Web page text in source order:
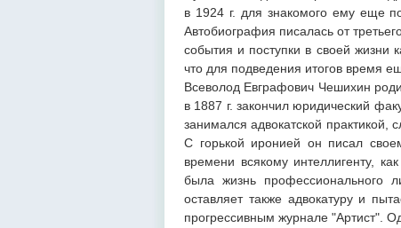
в 1924 г. для знакомого ему еще
Автобиография писалась от
события и поступки в своей жизни
что для подведения итогов время
Всеволод Евграфович Чешихин
в 1887 г. закончил юридический
занимался адвокатской практикой,
С горькой иронией он писал
времени всякому интеллигенту,
была жизнь профессионального
оставляет также адвокатуру и
прогрессивным журнале "Артист".